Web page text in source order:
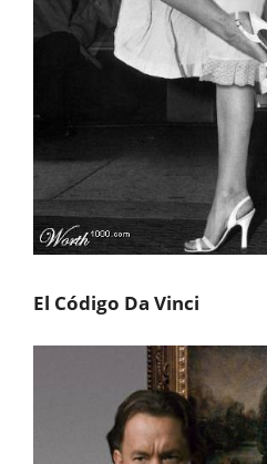
El Código Da Vinci